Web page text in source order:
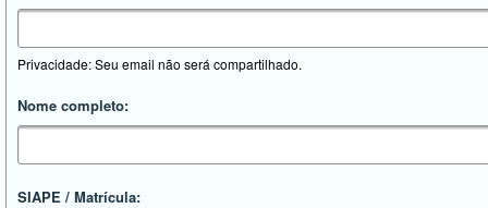
Privacidade: Seu email não será compartilhado.
Nome completo:
SIAPE / Matrícula: